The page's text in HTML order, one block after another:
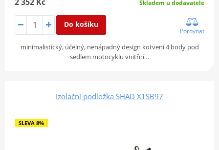
Skladem u dodavatele
Do košíku
Porovnat
minimalistický, účelný, nenápadný design kotvení 4 body pod
sedlem motocyklu vnitřní…
Izolační podložka SHAD X1SB97
SLEVA 8%